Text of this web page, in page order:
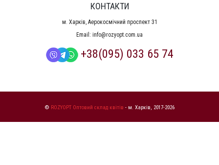
КОНТАКТИ
м. Харків, Аерокосмічний проспект 31
Email: info@rozyopt.com.ua
+38(095) 033 65 74
© ROZYOPT Оптовий склад квітів - м. Харків, 2017-2026